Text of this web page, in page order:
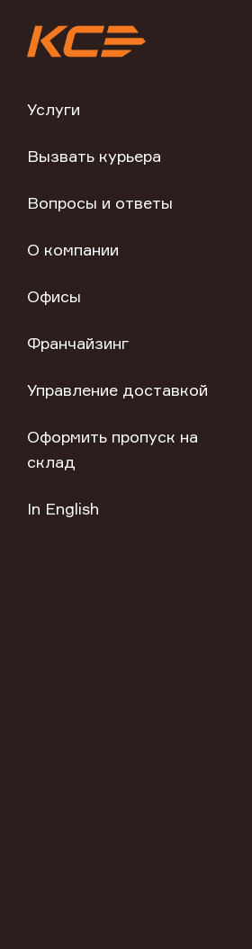
Услуги
Вызвать курьера
Вопросы и ответы
О компании
Офисы
Франчайзинг
Управление доставкой
Оформить пропуск на
склад
In English